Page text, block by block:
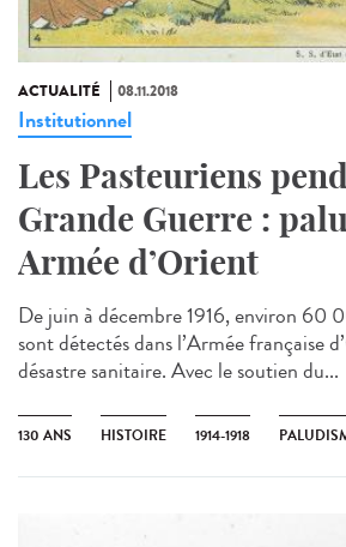
ACTUALITÉ 08.11.2018
Institutionnel
Les Pasteuriens
Grande Guerre :
Armée d’Orient
De juin à décembre 1916, environ 60
sont détectés dans l’Armée française
désastre sanitaire. Avec le soutien du...
130 ANS HISTOIRE 1914-1918